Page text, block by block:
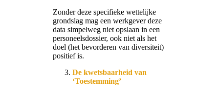
Zonder deze specifieke wettelijke
grondslag mag een werkgever deze
data simpelweg niet opslaan in een
personeelsdossier, ook niet als het
doel (het bevorderen van diversiteit)
positief is.
De kwetsbaarheid van
‘Toestemming’